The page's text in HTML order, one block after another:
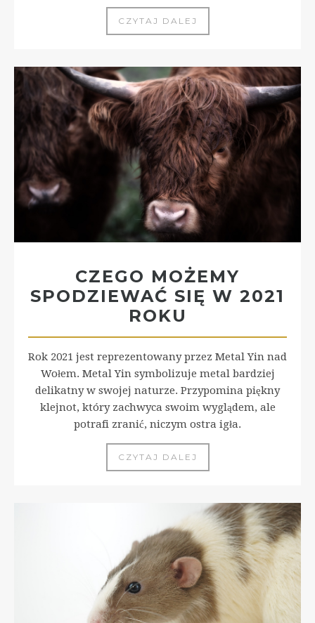
CZYTAJ DALEJ
CZEGO MOŻEMY
SPODZIEWAĆ SIĘ W 2021
ROKU
Rok 2021 jest reprezentowany przez Metal Yin nad
Wołem. Metal Yin symbolizuje metal bardziej
delikatny w swojej naturze. Przypomina piękny
klejnot, który zachwyca swoim wyglądem, ale
potrafi zranić, niczym ostra igła.
CZYTAJ DALEJ